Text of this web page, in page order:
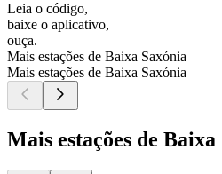
Leia o código,
baixe o aplicativo,
ouça.
Mais estações de Baixa Saxónia
Mais estações de Baixa Saxónia
Mais estações de Baixa